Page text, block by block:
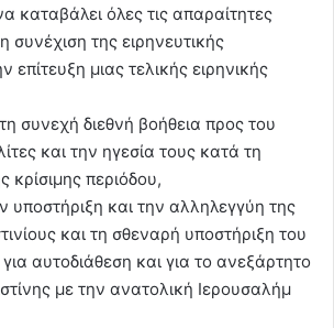
καταβάλει όλες τις απαραίτητες
συνέχιση της ειρηνευτικής
επίτευξη μιας τελικής ειρηνικής
συνεχή διεθνή βοήθεια προς του
και την ηγεσία τους κατά τη
κρίσιμης περιόδου,
υποστήριξη και την αλληλεγγύη της
και τη σθεναρή υποστήριξη του
αυτοδιάθεση και για το ανεξάρτητο
με την ανατολική Ιερουσαλήμ